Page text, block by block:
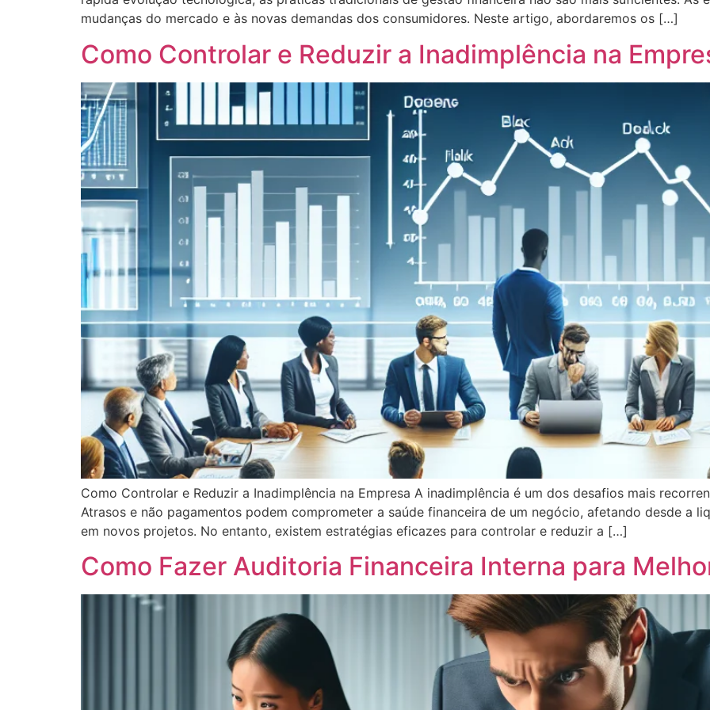
mudanças do mercado e às novas demandas dos consumidores. Neste artigo, abordaremos os […]
Como Controlar e Reduzir a Inadimplência na
Como Controlar e Reduzir a Inadimplência na Empresa A inadimplência é um dos desafios mais
Atrasos e não pagamentos podem comprometer a saúde financeira de um negócio, afetando desde a
em novos projetos. No entanto, existem estratégias eficazes para controlar e reduzir a […]
Como Fazer Auditoria Financeira Interna para